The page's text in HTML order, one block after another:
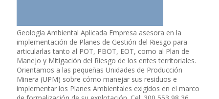
Geología Ambiental Aplicada Empresa asesora en la
implementación de Planes de Gestión del Riesgo para
articularlas tanto al POT, PBOT, EOT, como al Plan de
Manejo y Mitigación del Riesgo de los entes territoriales.
Orientamos a las pequeñas Unidades de Producción
Minera (UPM) sobre cómo manejar sus residuos e
implementar los Planes Ambientales exigidos en el marco